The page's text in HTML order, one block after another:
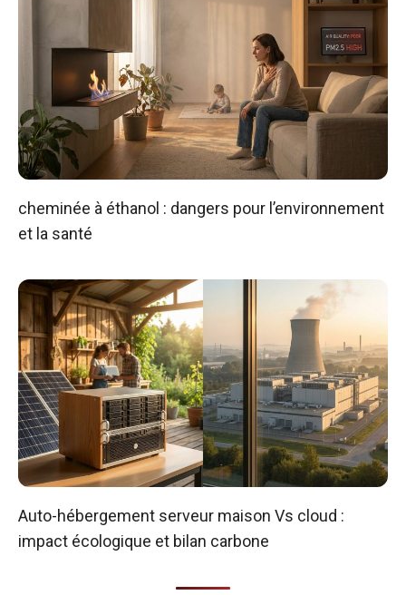
cheminée à éthanol : dangers pour l’environnement
et la santé
Auto-hébergement serveur maison Vs cloud :
impact écologique et bilan carbone